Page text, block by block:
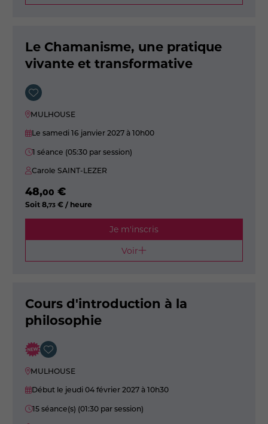
Le Chamanisme, une pratique
vivante et transformative
MULHOUSE
Le samedi 16 janvier 2027à 10h00
1 séance (05:30 par session)
Carole SAINT-LEZER
48,00 €
Soit8,73 € / heure
Je m'inscris
Voir
Cours d'introduction à la
philosophie
MULHOUSE
Début le jeudi 04 février 2027à 10h30
15 séance(s) (01:30 par session)